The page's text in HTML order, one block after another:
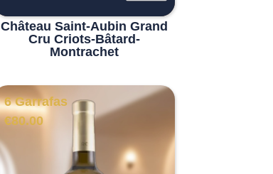
Château Saint-Aubin Grand
Cru Criots-Bâtard-
Montrachet
6 Garrafas
€80.00